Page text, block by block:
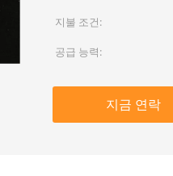
지불 조건:
공급 능력:
지금 연락